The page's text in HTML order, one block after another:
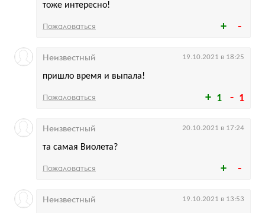
тоже интересно!
Пожаловаться
1 1
пришло время и выпала!
Неизвестный 19.10.2021 в 18:25
Пожаловаться
та самая Виолета?
Неизвестный 20.10.2021 в 17:24
Пожаловаться
Неизвестный 19.10.2021 в 13:53